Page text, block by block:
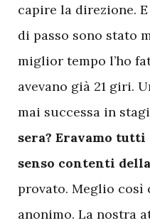
capire la direzione.
di passo sono stato
miglior tempo l’ho
avevano già 21 giri.
mai successa in
sera? Eravamo tutti
senso contenti
provato. Meglio così
anonimo. La nostra